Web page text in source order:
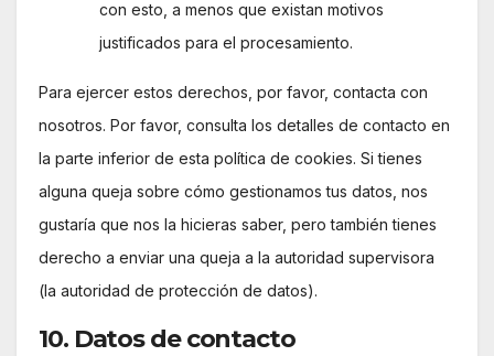
con esto, a menos que existan motivos
justificados para el procesamiento.
Para ejercer estos derechos, por favor, contacta con
nosotros. Por favor, consulta los detalles de contacto en
la parte inferior de esta política de cookies. Si tienes
alguna queja sobre cómo gestionamos tus datos, nos
gustaría que nos la hicieras saber, pero también tienes
derecho a enviar una queja a la autoridad supervisora
(la autoridad de protección de datos).
10. Datos de contacto